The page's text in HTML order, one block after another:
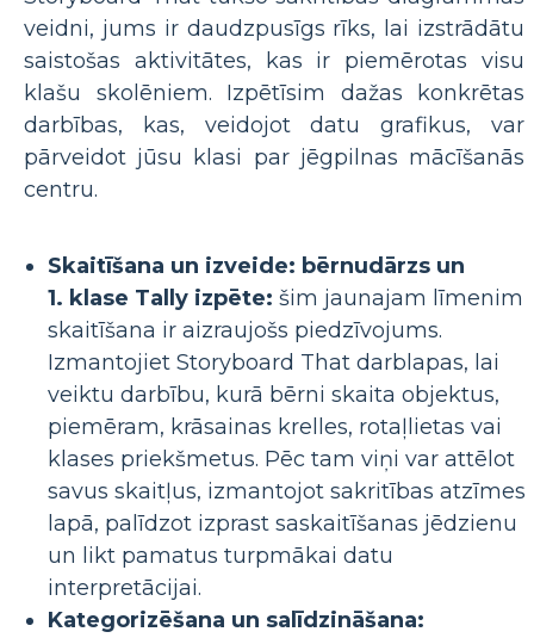
veidni, jums ir daudzpusīgs rīks, lai izstrādātu
saistošas ​​aktivitātes, kas ir piemērotas visu
klašu skolēniem. Izpētīsim dažas konkrētas
darbības, kas, veidojot datu grafikus, var
pārveidot jūsu klasi par jēgpilnas mācīšanās
centru.
Skaitīšana un izveide: bērnudārzs un
1. klase Tally izpēte: šim jaunajam līmenim
skaitīšana ir aizraujošs piedzīvojums.
Izmantojiet Storyboard That darblapas, lai
veiktu darbību, kurā bērni skaita objektus,
piemēram, krāsainas krelles, rotaļlietas vai
klases priekšmetus. Pēc tam viņi var attēlot
savus skaitļus, izmantojot sakritības atzīmes
lapā, palīdzot izprast saskaitīšanas jēdzienu
un likt pamatus turpmākai datu
interpretācijai.
Kategorizēšana un salīdzināšana: